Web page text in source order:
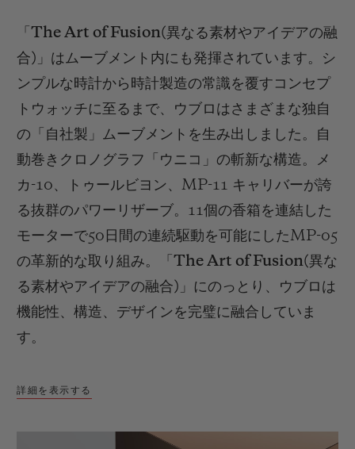
「 The Art of Fusion(異なる素材やアイデアの融
合) 」はムーブメント内にも発揮されています。シ
ンプルな時計から時計製造の常識を覆すコンセプ
トウォッチに至るまで、ウブロはさまざまな独自
の「自社製」ムーブメントを生み出しました。自
動巻きクロノグラフ「ウニコ」の斬新な構造。メ
カ -10、トゥールビヨン、 MP-11 キャリバーが誇
る抜群のパワーリザーブ。 11個の香箱を連結した
モーターで50 日間の連続駆動を可能にしたMP-05
の革新的な取り組み。「 The Art of Fusion(異な
る素材やアイデアの融合) 」にのっとり、ウブロは
機能性、構造、デザインを完璧に融合していま
す。
詳細を表示する